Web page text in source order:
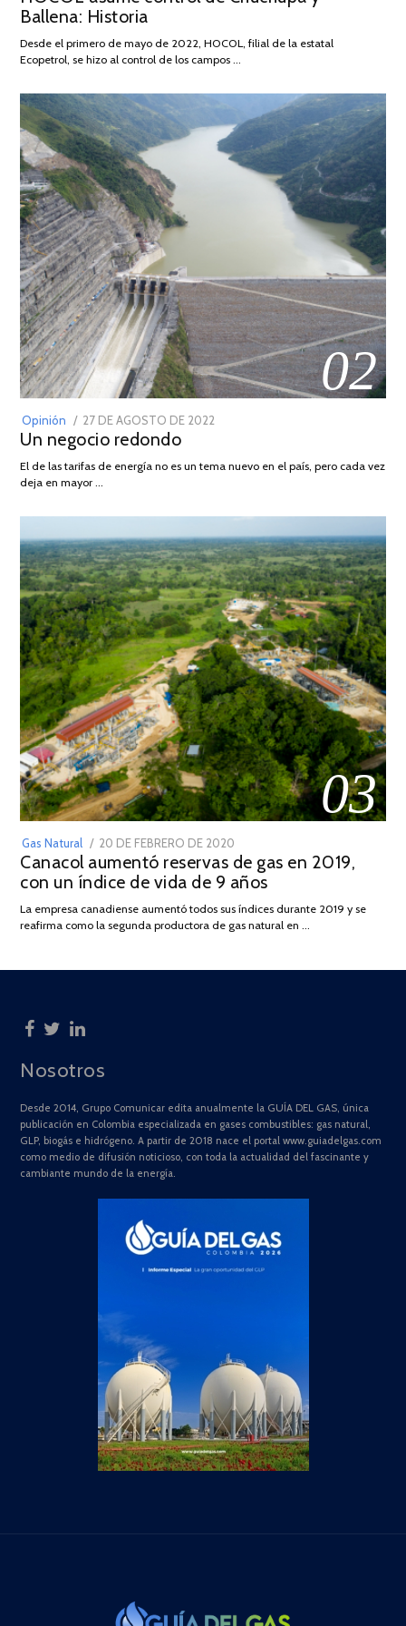
2026
Ballena: Historia
Desde el primero de mayo de 2022, HOCOL, filial de la estatal
Ecopetrol, se hizo al control de los campos …
02
Opinión
POSTED
ON
27 DE AGOSTO DE 2022
DE
Un negocio redondo
El de las tarifas de energía no es un tema nuevo en el país, pero cada vez
deja en mayor …
03
Gas Natural
POSTED
ON
20 DE FEBRERO DE 2020
DE
JULIO
2025
Canacol aumentó reservas de gas en 2019,
con un índice de vida de 9 años
La empresa canadiense aumentó todos sus índices durante 2019 y se
reafirma como la segunda productora de gas natural en …
Nosotros
Desde 2014, Grupo Comunicar edita anualmente la GUÍA DEL GAS, única
publicación en Colombia especializada en gases combustibles: gas natural,
GLP, biogás e hidrógeno. A partir de 2018 nace el portal www.guiadelgas.com
como medio de difusión noticioso, con toda la actualidad del fascinante y
cambiante mundo de la energía.